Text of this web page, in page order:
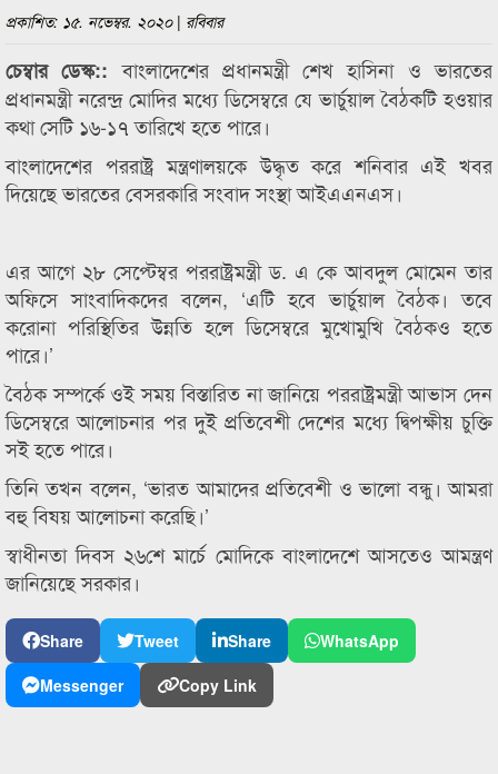
প্রকাশিত: ১৫. নভেম্বর. ২০২০ | রবিবার
চেম্বার ডেস্ক::বাংলাদেশের প্রধানমন্ত্রী শেখ হাসিনা ও ভারতের
প্রধানমন্ত্রী নরেন্দ্র মোদির মধ্যে ডিসেম্বরে যে ভার্চুয়াল বৈঠকটি হওয়ার
কথা সেটি ১৬-১৭ তারিখে হতে পারে।
বাংলাদেশের পররাষ্ট্র মন্ত্রণালয়কে উদ্ধৃত করে শনিবার এই খবর
দিয়েছে ভারতের বেসরকারি সংবাদ সংস্থা আইএএনএস।
এর আগে ২৮ সেপ্টেম্বর পররাষ্ট্রমন্ত্রী ড. এ কে আবদুল মোমেন তার
অফিসে সাংবাদিকদের বলেন, ‘এটি হবে ভার্চুয়াল বৈঠক। তবে
করোনা পরিস্থিতির উন্নতি হলে ডিসেম্বরে মুখোমুখি বৈঠকও হতে
পারে।’
বৈঠক সম্পর্কে ওই সময় বিস্তারিত না জানিয়ে পররাষ্ট্রমন্ত্রী আভাস দেন
ডিসেম্বরে আলোচনার পর দুই প্রতিবেশী দেশের মধ্যে দ্বিপক্ষীয় চুক্তি
সই হতে পারে।
তিনি তখন বলেন, ‘ভারত আমাদের প্রতিবেশী ও ভালো বন্ধু। আমরা
বহু বিষয় আলোচনা করেছি।’
স্বাধীনতা দিবস ২৬শে মার্চে মোদিকে বাংলাদেশে আসতেও আমন্ত্রণ
জানিয়েছে সরকার।
Share Tweet Share
WhatsApp
Messenger
Copy Link